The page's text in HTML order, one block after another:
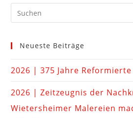
Neueste Beiträge
2026 | 375 Jahre
2026 | Zeitzeugnis der
Wietersheimer Malereien